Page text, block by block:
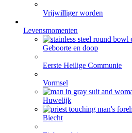
Vrijwilliger worden
Levensmomenten
Geboorte en doop
Eerste Heilige Communie
Vormsel
Huwelijk
Biecht